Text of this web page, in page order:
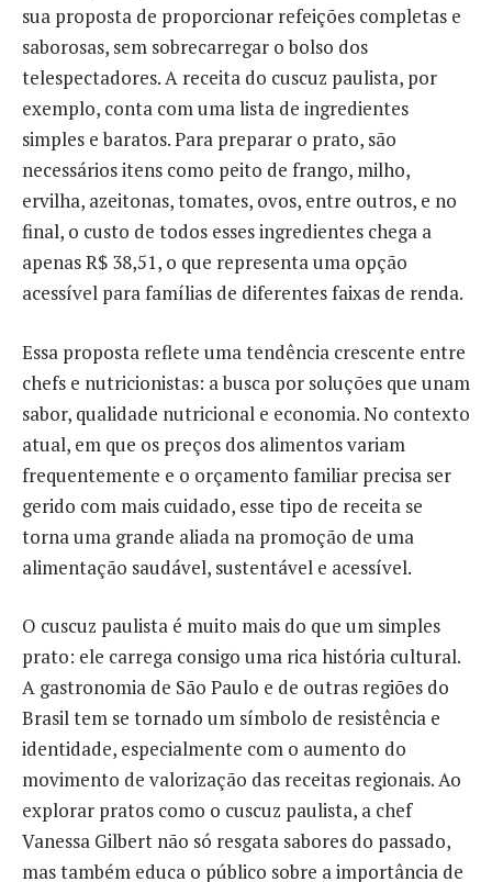
sua proposta de proporcionar refeições completas e
saborosas, sem sobrecarregar o bolso dos
telespectadores. A receita do cuscuz paulista, por
exemplo, conta com uma lista de ingredientes
simples e baratos. Para preparar o prato, são
necessários itens como peito de frango, milho,
ervilha, azeitonas, tomates, ovos, entre outros, e no
final, o custo de todos esses ingredientes chega a
apenas R$ 38,51, o que representa uma opção
acessível para famílias de diferentes faixas de renda.
Essa proposta reflete uma tendência crescente entre
chefs e nutricionistas: a busca por soluções que unam
sabor, qualidade nutricional e economia. No contexto
atual, em que os preços dos alimentos variam
frequentemente e o orçamento familiar precisa ser
gerido com mais cuidado, esse tipo de receita se
torna uma grande aliada na promoção de uma
alimentação saudável, sustentável e acessível.
O cuscuz paulista é muito mais do que um simples
prato: ele carrega consigo uma rica história cultural.
A gastronomia de São Paulo e de outras regiões do
Brasil tem se tornado um símbolo de resistência e
identidade, especialmente com o aumento do
movimento de valorização das receitas regionais. Ao
explorar pratos como o cuscuz paulista, a chef
Vanessa Gilbert não só resgata sabores do passado,
mas também educa o público sobre a importância de